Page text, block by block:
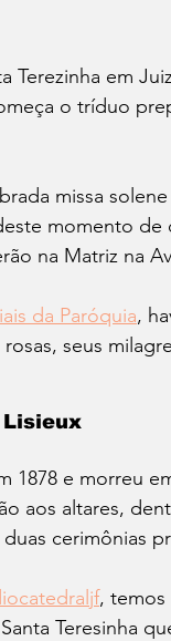
Terezinha em
o tríduo
missa
momento de
na Matriz na
da Paróquia,
seus
Lisieux
1878 e morreu
aos altares,
cerimônias
, temos
Teresinha